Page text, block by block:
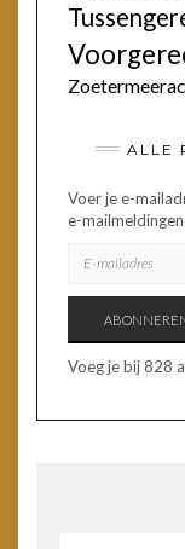
ALLE
Voer je e-
e-
MAILADRES
Voeg je bij 828